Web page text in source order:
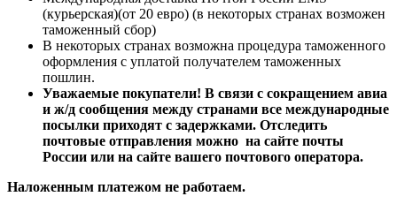
(курьерская)(от 20 евро) (в некоторых странах возможен
таможенный сбор)
В некоторых странах возможна процедура таможенного
оформления с уплатой получателем таможенных
пошлин.
Уважаемые покупатели! В связи с сокращением авиа
и ж/д сообщения между странами все международные
посылки приходят с задержками. Отследить
почтовые отправления можно на сайте почты
России или на сайте вашего почтового оператора.
Наложенным платежом не работаем.